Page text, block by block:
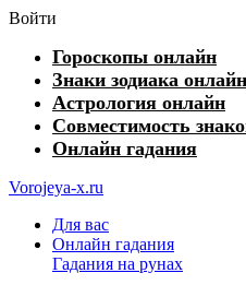
Войти
Гороскопы онлайн
Знаки зодиака онлайн
Астрология онлайн
Совместимость
Онлайн гадания
Vorojeya-x.ru
Для вас
Онлайн гадания
Гадания на рунах